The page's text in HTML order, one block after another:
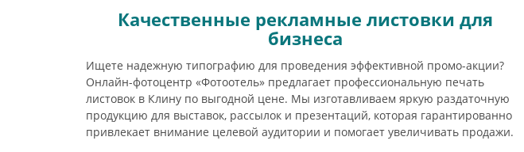
Качественные рекламные листовки для
бизнеса
Ищете надежную типографию для проведения эффективной промо-акции?
Онлайн-фотоцентр «Фотоотель» предлагает профессиональную печать
листовок в Клину по выгодной цене. Мы изготавливаем яркую раздаточную
продукцию для выставок, рассылок и презентаций, которая гарантированно
привлекает внимание целевой аудитории и помогает увеличивать продажи.